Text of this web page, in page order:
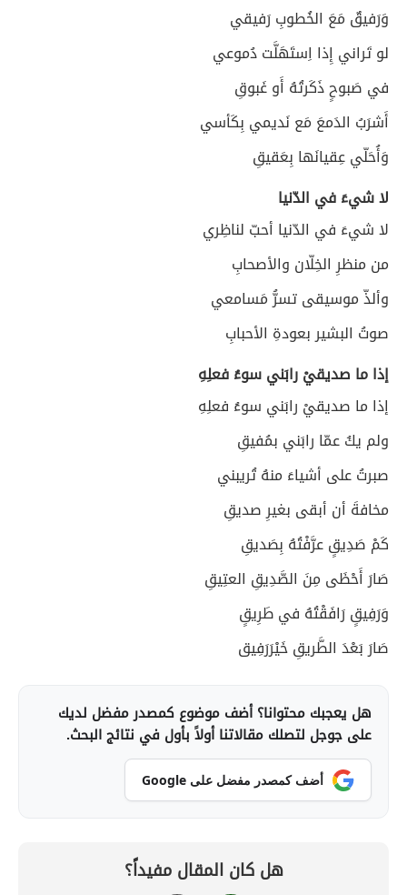
وَرَفيقٌ مَعَ الخُطوبِ رَفيقي
لو تَراني إِذا اِستَهَلَّت دُموعي
في صَبوحٍ ذَكَرتُهُ أَو غَبوقِ
أَشرَبُ الدَمعَ مَع نَديمي بِكَأسي
وَأُحَلّي عِقيانَها بِعَقيقِ
لا شيءَ في الدّنيا
لا شيءَ في الدّنيا أحبّ لناظِري
من منظرِ الخِلّان والأصحابِ
وألذّ موسيقى تسرُّ مَسامعي
صوتُ البشير بعودةِ الأحبابِ
إذا ما صديقيْ رابَني سوءُ فعلِهِ
إذا ما صديقيْ رابَني سوءُ فعلِهِ
ولم يكُ عمّا رابَني بمُفيقِ
صبرتُ على أشياءَ منهُ تُريبني
مخافةَ أن أبقى بغيرِ صديقِ
كَمْ صَدِيقٍ عرَّفْتُهُ بِصَديقِ
صَارَ أَحْظَى مِنَ الصَّدِيقِ العتِيقِ
وَرَفِيقٍ رَافَقْتُهُ في طَرِيقٍ
صَارَ بَعْدَ الطَّريقِ خَيْرَرَفِيق
هل يعجبك محتوانا؟ أضف موضوع كمصدر مفضل لديك
على جوجل لتصلك مقالاتنا أولاً بأول في نتائج البحث.
أضف كمصدر مفضل على Google
هل كان المقال مفيداً؟